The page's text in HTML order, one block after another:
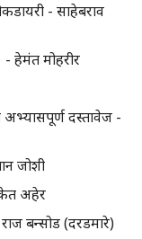
- साहेबराव
- हेमंत मोहरीर
दस्तावेज -
जोशी
अहेर
बन्सोड (दरडमारे)